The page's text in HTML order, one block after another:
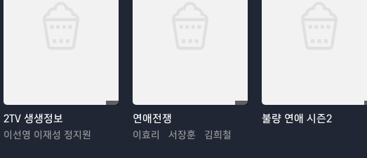
2TV 생생정보
이선영 이재성 정지원
연애전쟁
이효리 서장훈 김희철
불량 연애 시즌2